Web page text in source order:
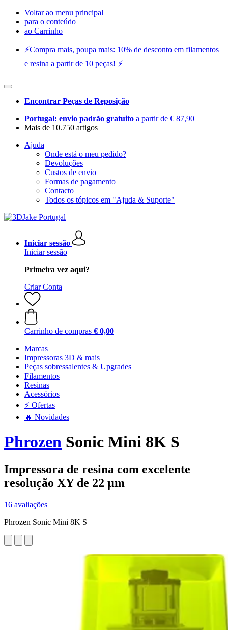
Voltar ao menu principal
para o conteúdo
ao Carrinho
⚡️Compra mais, poupa mais: 10% de desconto em filamentos
e resina a partir de 10 peças! ⚡️
Encontrar Peças de Reposição
Portugal: envio padrão gratuito a partir de € 87,90
Mais de 10.750 artigos
Ajuda
Onde está o meu pedido?
Devoluções
Custos de envio
Formas de pagamento
Contacto
Todos os tópicos em "Ajuda & Suporte"
Iniciar sessão
Iniciar sessão
Primeira vez aqui?
Criar Conta
Carrinho de compras € 0,00
Marcas
Impressoras 3D & mais
Peças sobressalentes & Upgrades
Filamentos
Resinas
Acessórios
⚡ Ofertas
🔥 Novidades
Phrozen Sonic Mini 8K S
Impressora de resina com excelente
resolução XY de 22 µm
16 avaliações
Phrozen Sonic Mini 8K S